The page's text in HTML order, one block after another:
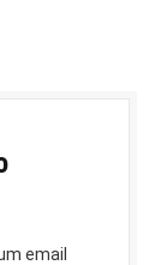
email